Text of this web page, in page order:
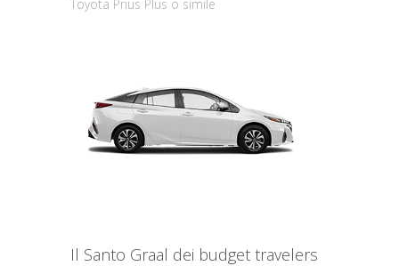
Toyota Prius Plus o simile
Il Santo Graal dei budget travelers